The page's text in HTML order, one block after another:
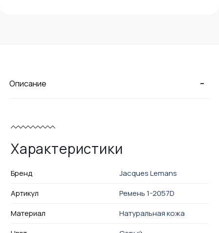
-
Описание
Характеристики
Бренд
Jacques Lemans
Артикул
Ремень 1-2057D
Материал
Натуральная кожа